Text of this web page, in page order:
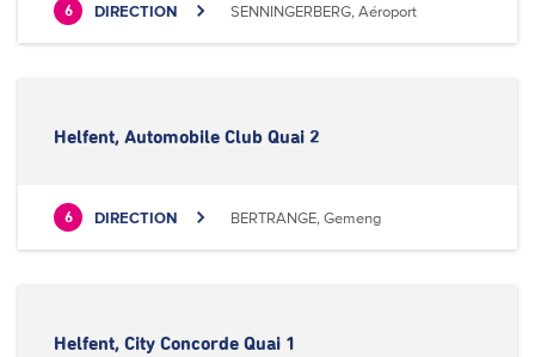
6 DIRECTION SENNINGERBERG, Aéroport
Helfent, Automobile Club Quai 2
6 DIRECTION BERTRANGE, Gemeng
Helfent, City Concorde Quai 1